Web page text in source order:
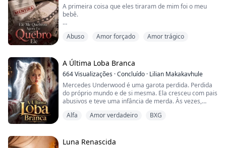
A primeira coisa que eles tiraram de mim foi o meu
bebê.
No nosso aniversário, meu marido me entregou a três
homens. Ele me acorrentou num canil enquanto a
amante dele ria. Ele me fez comer os restos do meu
próprio filho e chamou aquilo de misericórdia.
Ele disse que eu era suja. Disse que eu...
Abuso Amor forçado Amor trágico
A Última Loba Branca
664Visualizações ·Concluído · Lilian Makakavhule
Mercedes Underwood é uma garota perdida. Perdida
do próprio mundo e de si mesma. Ela cresceu com pais
abusivos e teve uma infância de merda. Às vezes,
que houvesse qualquer semelhança entre ela e eles.
surpresa nenhuma que fossem capazes de f...
Alfa Amor verdadeiro BXG
Luna Renascida